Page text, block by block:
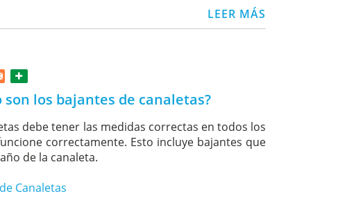
LEER MÁS
son los bajantes de canaletas?
debe tener las medidas correctas en todos los
correctamente. Esto incluye bajantes que
de la canaleta.
Canaletas